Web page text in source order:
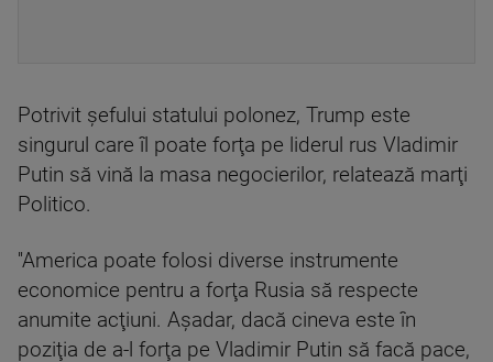
Potrivit şefului statului polonez, Trump este
singurul care îl poate forţa pe liderul rus Vladimir
Putin să vină la masa negocierilor, relatează marţi
Politico.
''America poate folosi diverse instrumente
economice pentru a forţa Rusia să respecte
anumite acţiuni. Aşadar, dacă cineva este în
poziţia de a-l forţa pe Vladimir Putin să facă pace,